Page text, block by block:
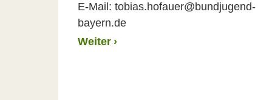
E-Mail: tobias.hofauer@bundjugend-
bayern.de
Weiter ›